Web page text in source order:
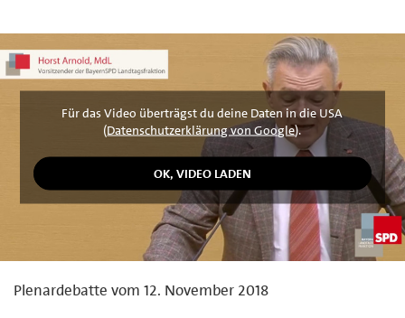
Für das Video überträgst du deine Daten in die USA
(Datenschutzerklärung von Google).
Plenardebatte vom 12. November 2018